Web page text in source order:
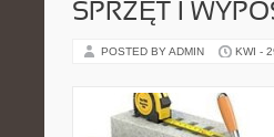
SPRZĘT I
POSTED BY ADMIN KWI -